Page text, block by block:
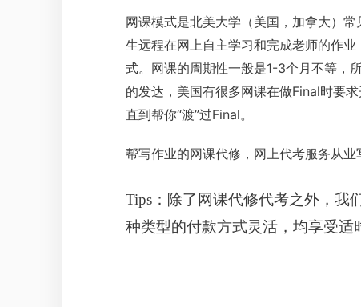
网课模式是北美大学（美国，加拿大）
生远程在网上自主学习和完成老师的作
式。网课的周期性一般是1-3个月不等，
的发达，美国有很多网课在做Final时要
直到帮你“渡”过Final。
帮写作业的网课代修，网上代考服务从
Tips：除了网课代修代考之外，我
种类型的付款方式灵活，均享受适